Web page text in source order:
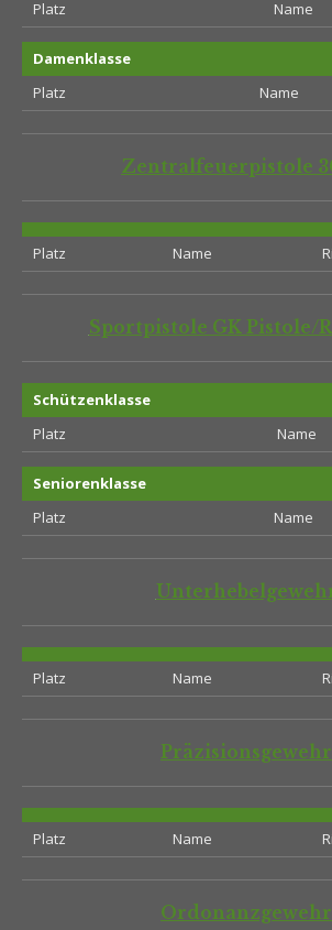
Platz
Name
Damenklasse
Platz
Name
Zentralfeuerpistole
Platz Name
Sportpistole GK Pistole/
Schützenklasse
Platz
Name
Seniorenklasse
Platz
Name
Platz Name
Präzisionsgewehr
Platz Name
Ordonanzgewehr